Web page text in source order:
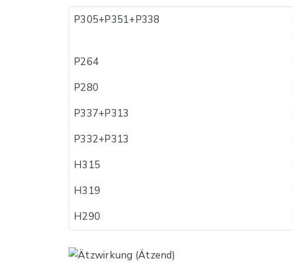
P305+P351+P338
P264
P280
P337+P313
P332+P313
H315
H319
H290